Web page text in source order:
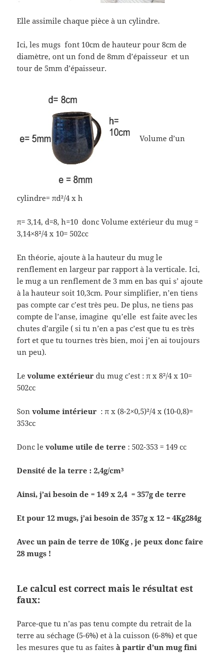
Elle assimile chaque pièce à un cylindre.
Ici, les mugs font 10cm de hauteur pour 8cm de
diamètre, ont un fond de 8mm d’épaisseur et un
tour de 5mm d’épaisseur.
Volume d’un
cylindre= πd²/4 x h
π= 3,14, d=8, h=10 donc Volume extérieur du mug =
3,14×8²/4 x 10= 502cc
En théorie, ajoute à la hauteur du mug le
renflement en largeur par rapport à la verticale. Ici,
le mug a un renflement de 3 mm en bas qui s’ ajoute
à la hauteur soit 10,3cm. Pour simplifier, n’en tiens
pas compte car c’est très peu. De plus, ne tiens pas
compte de l’anse, imagine qu’elle est faite avec les
chutes d’argile ( si tu n’en a pas c’est que tu es très
fort et que tu tournes très bien, moi j’en ai toujours
un peu).
Levolume extérieur du mug c’est : π x 8²/4 x 10=
502cc
Sonvolume intérieur : π x (8-2×0,5)²/4 x (10-0,8)=
353cc
Donc levolume utile de terre : 502-353 = 149 cc
Densité de la terre : 2,4g/cm³
Ainsi, j’ai besoin de = 149 x 2,4 = 357g de terre
Et pour 12 mugs, j’ai besoin de 357g x 12 = 4Kg284g
Avec un pain de terre de 10Kg , je peux donc faire
28 mugs !
Le calcul est correct mais le résultat est
faux:
Parce-que tu n’as pas tenu compte du retrait de la
terre au séchage (5-6%) et à la cuisson (6-8%) et que
les mesures que tu as faitesà partir d’un mug fini